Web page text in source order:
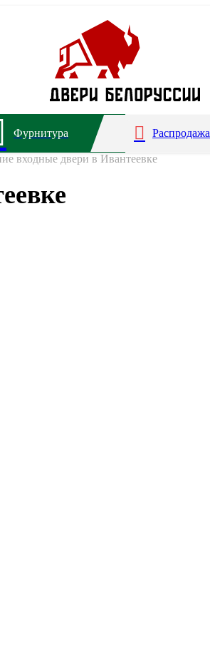
Фурнитура Распродажа
входные двери в Ивантеевке